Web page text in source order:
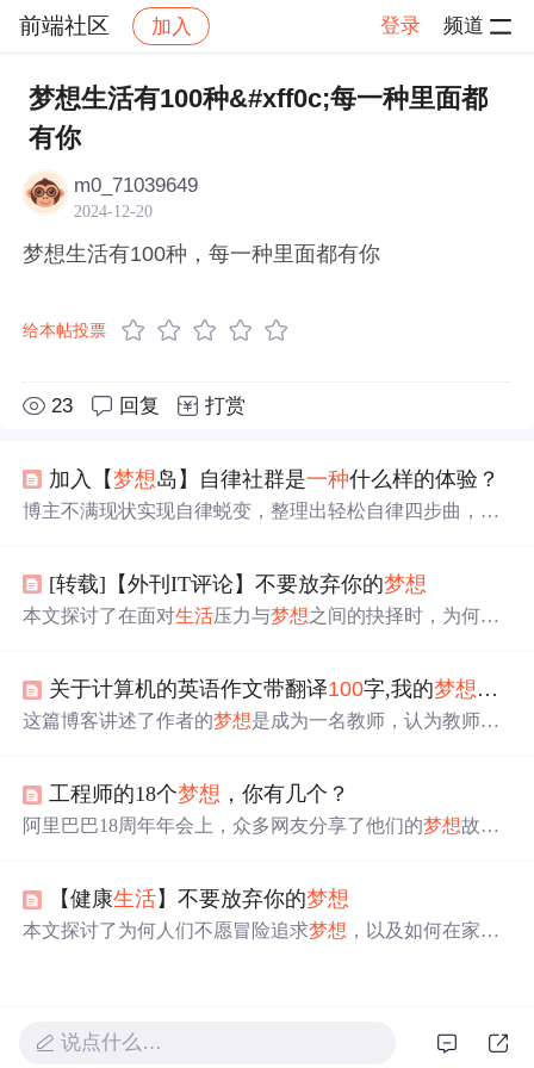
前端社区 加入 登录 频道
社区 前端社区 感慨 帖子详情
梦想生活有100种&#xff0c;每一种里面都
有你
m0_71039649
2024-12-20
梦想生活有100种，每一种里面都有你
给本帖投票
23 回复 打赏
加入【梦想岛】自律社群是一种什么样的体验？
博主不满现状实现自律蜕变，整理出轻松自律四步曲，创
现、时间管理、心态等方面有显著提升。
[转载]【外刊IT评论】不要放弃你的梦想
本文探讨了在面对生活压力与梦想之间的抉择时，为何人
束缚自己，即使面对困难也要为梦想努力。
关于计算机的英语作文带翻译100字,我的梦想英语
这篇博客讲述了作者的梦想是成为一名教师，认为教师是
富他们的课外生活。同时，作者表达了对教育无私奉献的
理解，期望自己能成为传播希望的使者。
工程师的18个梦想 ，你有几个？
阿里巴巴18周年年会上，众多网友分享了他们的梦想故
求。 【健康生活】不要放弃你的梦想
本文探讨了为何人们不愿冒险追求梦想 ，以及如何在家庭
说点什么…